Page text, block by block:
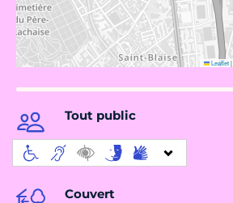
Leaflet|
Tout public
Couvert